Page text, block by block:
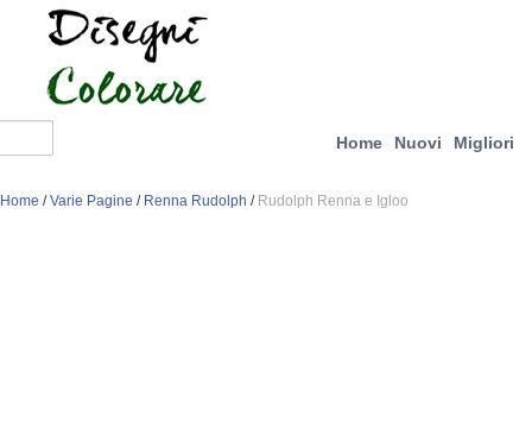
Home Nuovi Migliori
Home /Varie Pagine / Renna Rudolph / Rudolph Renna e Igloo